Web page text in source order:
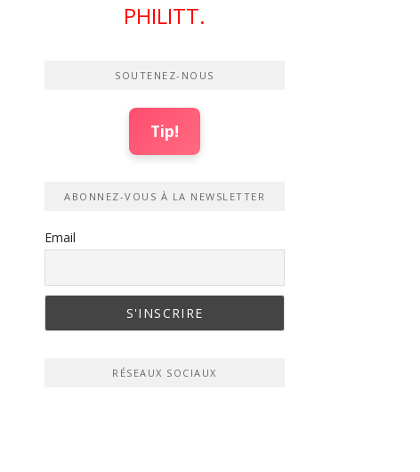
PHILITT.
SOUTENEZ-NOUS
Tip!
ABONNEZ-VOUS À LA NEWSLETTER
Email
RÉSEAUX SOCIAUX